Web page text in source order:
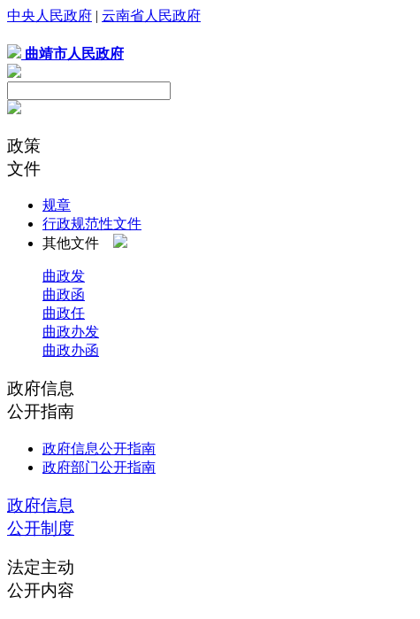
中央人民政府 | 云南省人民政府
曲靖市人民政府
政策
文件
规章
行政规范性文件
其他文件
曲政发
曲政函
曲政任
曲政办发
曲政办函
政府信息
公开指南
政府信息公开指南
政府部门公开指南
政府信息
公开制度
法定主动
公开内容